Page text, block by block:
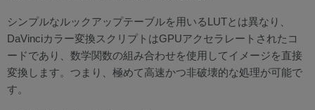
シンプルなルックアップテーブルを用いるLUTとは異なり、
DaVinciカラー変換スクリプトはGPUアクセラレートされたコ
ードであり、数学関数の組み合わせを使用してイメージを直接
変換します。つまり、極めて高速かつ非破壊的な処理が可能で
す。